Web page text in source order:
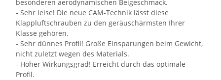
besonderen aerodynamischen Beigeschmack.
- Sehr leise! Die neue CAM-Technik lässt diese
Klappluftschrauben zu den geräuschärmsten Ihrer
Klasse gehören.
- Sehr dünnes Profil! Große Einsparungen beim Gewicht,
nicht zuletzt wegen des Materials.
- Hoher Wirkungsgrad! Erreicht durch das optimale
Profil.